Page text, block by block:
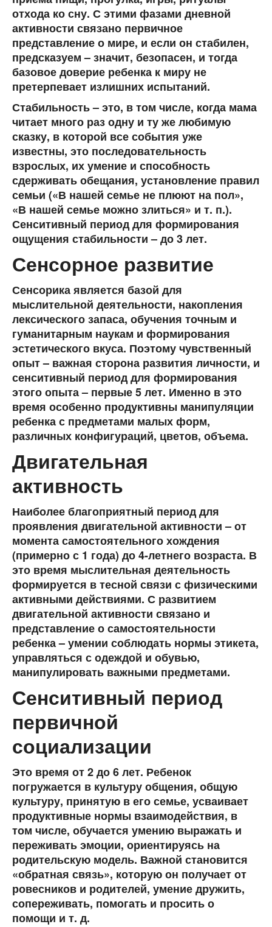
отхода ко сну. С этими фазами дневной
активности связано первичное
представление о мире, и если он стабилен,
предсказуем – значит, безопасен, и тогда
базовое доверие ребенка к миру не
претерпевает излишних испытаний.
Стабильность – это, в том числе, когда мама
читает много раз одну и ту же любимую
сказку, в которой все события уже
известны, это последовательность
взрослых, их умение и способность
сдерживать обещания, установление правил
семьи («В нашей семье не плюют на пол»,
«В нашей семье можно злиться» и т. п.).
Сенситивный период для формирования
ощущения стабильности – до 3 лет.
Сенсорное развитие
Сенсорика является базой для
мыслительной деятельности, накопления
лексического запаса, обучения точным и
гуманитарным наукам и формирования
эстетического вкуса. Поэтому чувственный
опыт – важная сторона развития личности, и
сенситивный период для формирования
этого опыта – первые 5 лет. Именно в это
время особенно продуктивны манипуляции
ребенка с предметами малых форм,
различных конфигураций, цветов, объема.
Двигательная
активность
Наиболее благоприятный период для
проявления двигательной активности – от
момента самостоятельного хождения
(примерно с 1 года) до 4-летнего возраста. В
это время мыслительная деятельность
формируется в тесной связи с физическими
активными действиями. С развитием
двигательной активности связано и
представление о самостоятельности
ребенка – умении соблюдать нормы этикета,
управляться с одеждой и обувью,
манипулировать важными предметами.
Сенситивный период
первичной
социализации
Это время от 2 до 6 лет. Ребенок
погружается в культуру общения, общую
культуру, принятую в его семье, усваивает
продуктивные нормы взаимодействия, в
том числе, обучается умению выражать и
переживать эмоции, ориентируясь на
родительскую модель. Важной становится
«обратная связь», которую он получает от
ровесников и родителей, умение дружить,
сопереживать, помогать и просить о
помощи и т. д.